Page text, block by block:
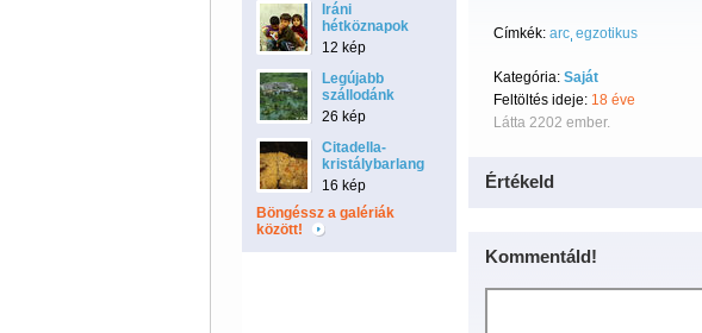
Iráni
hétköznapok
12 kép
Legújabb
szállodánk
26 kép
Citadella-
kristálybarlang
16 kép
Böngéssz a galériák
között!
Címkék: arc egzotikus
Kategória: Saját
Feltöltés ideje: 18 éve
Látta 2202 ember.
Értékeld
Kommentáld!